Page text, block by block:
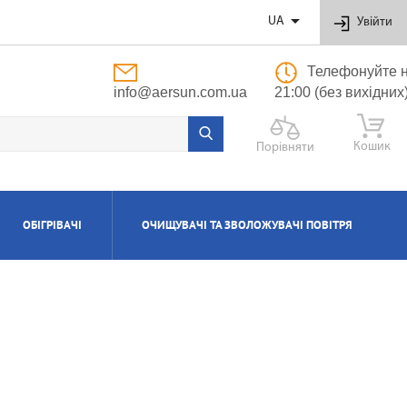
UA  Увійти
info@aersun.com.ua
Телефонуйте
21:00 (без
Порівняти Кошик
ОБІГРІВАЧІ ОЧИЩУВАЧІ ТА ЗВОЛОЖУВАЧІ ПОВІТРЯ